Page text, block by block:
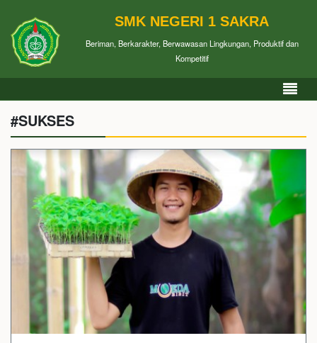
SMK NEGERI 1 SAKRA
Beriman, Berkarakter, Berwawasan Lingkungan, Produktif dan
Kompetitif
#SUKSES